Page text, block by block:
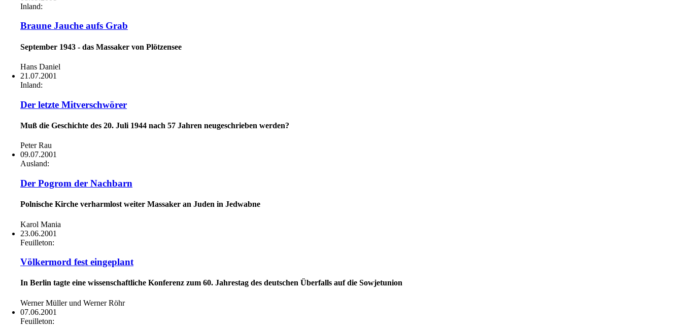
Inland:
Braune Jauche aufs Grab
September 1943 - das Massaker von Plötzensee
Hans Daniel
21.07.2001
Inland:
Der letzte Mitverschwörer
Muß die Geschichte des 20. Juli 1944 nach 57 Jahren neugeschrieben werden?
Peter Rau
09.07.2001
Ausland:
Der Pogrom der Nachbarn
Polnische Kirche verharmlost weiter Massaker an Juden in Jedwabne
Karol Mania
23.06.2001
Feuilleton:
Völkermord fest eingeplant
In Berlin tagte eine wissenschaftliche Konferenz zum 60. Jahrestag des deutschen Überfalls auf die Sowjetunion
Werner Müller und Werner Röhr
07.06.2001
Feuilleton: